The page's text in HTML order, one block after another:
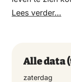
Lees verder…
Alle data
zaterdag